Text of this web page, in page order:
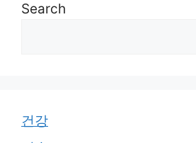
Search
건강